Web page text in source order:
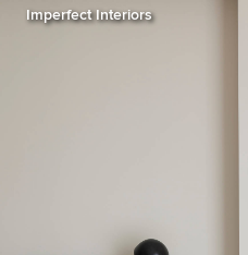
Imperfect Interiors